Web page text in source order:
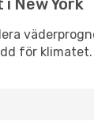
i New York
för klimatet.